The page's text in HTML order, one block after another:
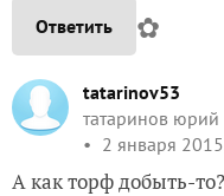
Ответить ✿
tatarinov53
татаринов юрий
2 января
А как торф добыть-